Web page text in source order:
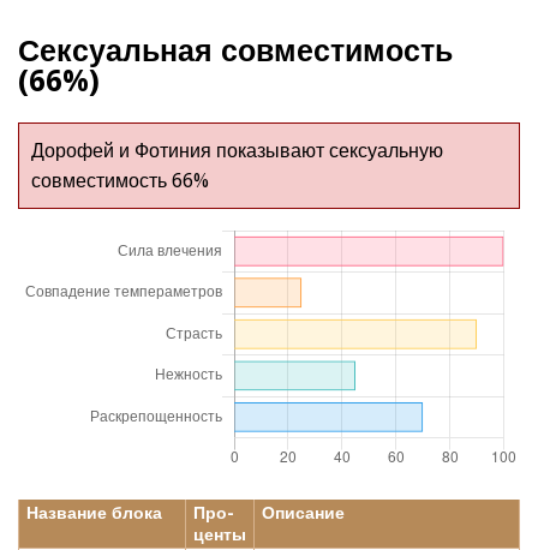
Сексуальная совместимость
(66%)
Дорофей и Фотиния показывают сексуальную
совместимость 66%
Название блока
Про-
центы
Описание